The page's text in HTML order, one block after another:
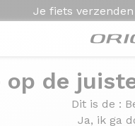
Je fiets verzenden
de
Dit is de :
Ja, ik ga
maand' L'Acheteur